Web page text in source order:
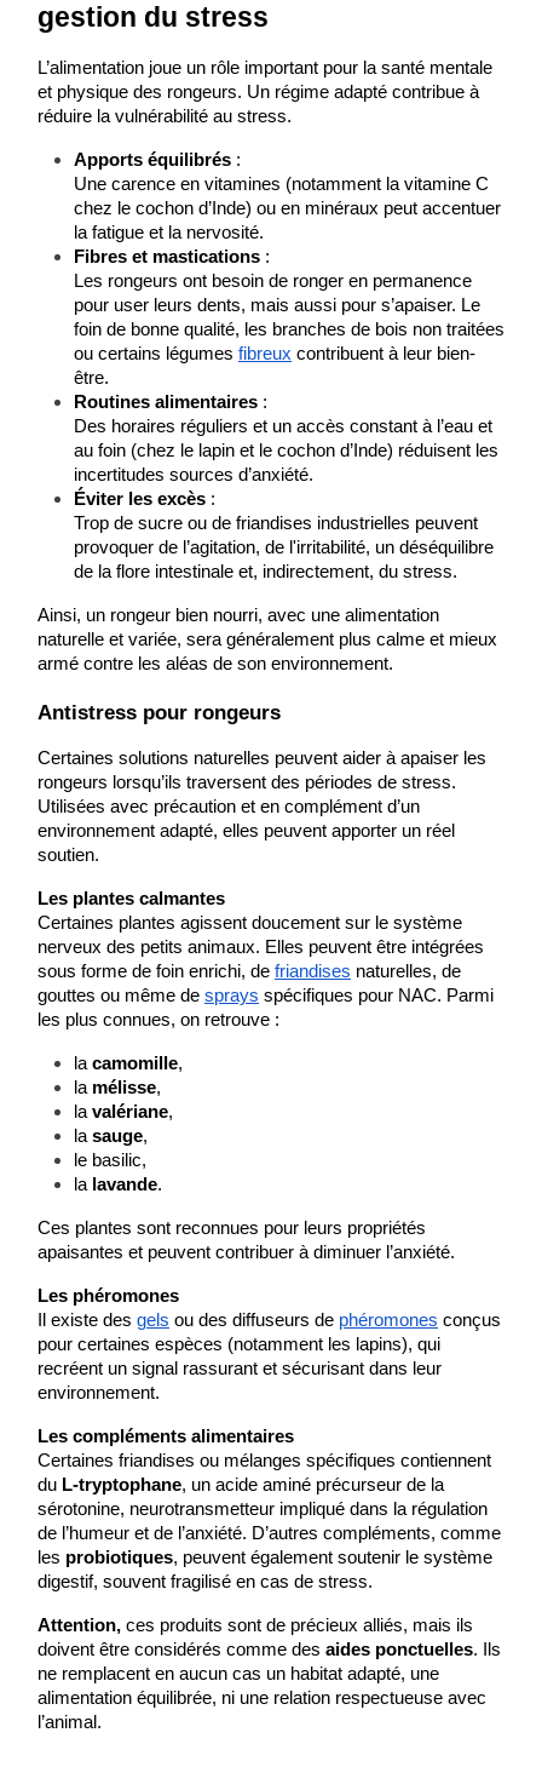
gestion du stress
L’alimentation joue un rôle important pour la santé mentale
et physique des rongeurs. Un régime adapté contribue à
réduire la vulnérabilité au stress.
Apports équilibrés :
Une carence en vitamines (notamment la vitamine C
chez le cochon d’Inde) ou en minéraux peut accentuer
la fatigue et la nervosité.
Fibres et mastications :
Les rongeurs ont besoin de ronger en permanence
pour user leurs dents, mais aussi pour s’apaiser. Le
foin de bonne qualité, les branches de bois non traitées
ou certains légumes fibreux contribuent à leur bien-
être.
Routines alimentaires :
Des horaires réguliers et un accès constant à l’eau et
au foin (chez le lapin et le cochon d’Inde) réduisent les
incertitudes sources d’anxiété.
Éviter les excès :
Trop de sucre ou de friandises industrielles peuvent
provoquer de l’agitation, de l'irritabilité, un déséquilibre
de la flore intestinale et, indirectement, du stress.
Ainsi, un rongeur bien nourri, avec une alimentation
naturelle et variée, sera généralement plus calme et mieux
armé contre les aléas de son environnement.
Antistress pour rongeurs
Certaines solutions naturelles peuvent aider à apaiser les
rongeurs lorsqu’ils traversent des périodes de stress.
Utilisées avec précaution et en complément d’un
environnement adapté, elles peuvent apporter un réel
soutien.
Les plantes calmantes
Certaines plantes agissent doucement sur le système
nerveux des petits animaux. Elles peuvent être intégrées
sous forme de foin enrichi, de friandises naturelles, de
gouttes ou même de sprays spécifiques pour NAC. Parmi
les plus connues, on retrouve :
la camomille,
la mélisse,
la valériane,
la sauge,
le basilic,
la lavande.
Ces plantes sont reconnues pour leurs propriétés
apaisantes et peuvent contribuer à diminuer l’anxiété.
Les phéromones
Il existe des gels ou des diffuseurs de phéromones conçus
pour certaines espèces (notamment les lapins), qui
recréent un signal rassurant et sécurisant dans leur
environnement.
Les compléments alimentaires
Certaines friandises ou mélanges spécifiques contiennent
du L-tryptophane, un acide aminé précurseur de la
sérotonine, neurotransmetteur impliqué dans la régulation
de l’humeur et de l’anxiété. D’autres compléments, comme
les probiotiques, peuvent également soutenir le système
digestif, souvent fragilisé en cas de stress.
Attention, ces produits sont de précieux alliés, mais ils
doivent être considérés comme des aides ponctuelles. Ils
ne remplacent en aucun cas un habitat adapté, une
alimentation équilibrée, ni une relation respectueuse avec
l’animal.